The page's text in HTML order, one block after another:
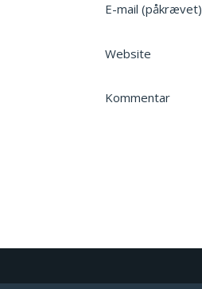
E-mail (påkrævet)
Website
Kommentar